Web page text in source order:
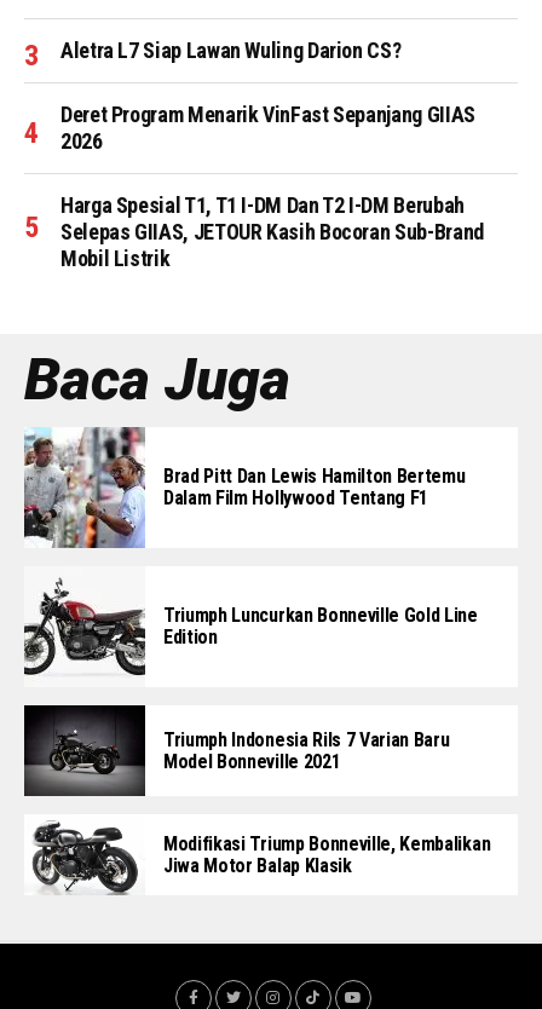
Aletra L7 Siap Lawan Wuling Darion CS?
Deret Program Menarik VinFast Sepanjang GIIAS
2026
Harga Spesial T1, T1 I-DM Dan T2 I-DM Berubah
Selepas GIIAS, JETOUR Kasih Bocoran Sub-Brand
Mobil Listrik
Baca Juga
Brad Pitt Dan Lewis Hamilton Bertemu
Dalam Film Hollywood Tentang F1
Triumph Luncurkan Bonneville Gold Line
Edition
Triumph Indonesia Rils 7 Varian Baru
Model Bonneville 2021
Modifikasi Triump Bonneville, Kembalikan
Jiwa Motor Balap Klasik